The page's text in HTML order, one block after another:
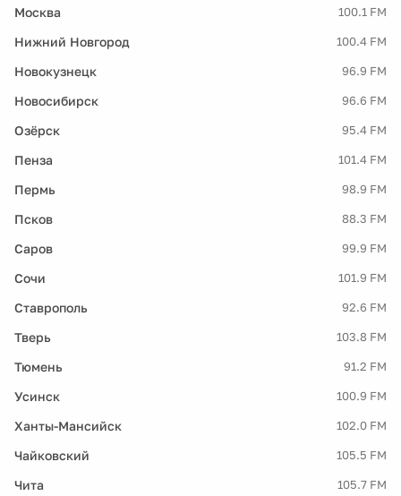
Москва 100.1 FM
Нижний Новгород 100.4 FM
Новокузнецк 96.9 FM
Новосибирск 96.6 FM
Озёрск 95.4 FM
Пенза 101.4 FM
Пермь 98.9 FM
Псков 88.3 FM
Саров 99.9 FM
Сочи 101.9 FM
Ставрополь 92.6 FM
Тверь 103.8 FM
Тюмень 91.2 FM
Усинск 100.9 FM
Ханты-Мансийск 102.0 FM
Чайковский 105.5 FM
Чита 105.7 FM